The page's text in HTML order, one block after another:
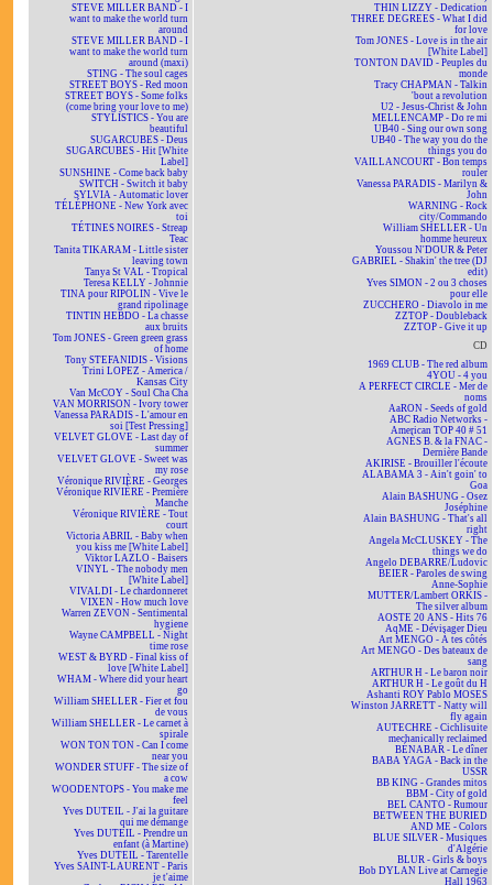
STEVE MILLER BAND - I
want to make the world turn
around
STEVE MILLER BAND - I
want to make the world turn
around (maxi)
STING - The soul cages
STREET BOYS - Red moon
STREET BOYS - Some folks
(come bring your love to me)
STYLISTICS - You are
beautiful
SUGARCUBES - Deus
SUGARCUBES - Hit [White
Label]
SUNSHINE - Come back baby
SWITCH - Switch it baby
SYLVIA - Automatic lover
TÉLÉPHONE - New York avec
toi
TÉTINES NOIRES - Streap
Teac
Tanita TIKARAM - Little sister
leaving town
Tanya St VAL - Tropical
Teresa KELLY - Johnnie
TINA pour RIPOLIN - Vive le
grand ripolinage
TINTIN HEBDO - La chasse
aux bruits
Tom JONES - Green green grass
of home
Tony STEFANIDIS - Visions
Trini LOPEZ - America /
Kansas City
Van McCOY - Soul Cha Cha
VAN MORRISON - Ivory tower
Vanessa PARADIS - L'amour en
soi [Test Pressing]
VELVET GLOVE - Last day of
summer
VELVET GLOVE - Sweet was
my rose
Véronique RIVIÈRE - Georges
Véronique RIVIÈRE - Première
Manche
Véronique RIVIÈRE - Tout
court
Victoria ABRIL - Baby when
you kiss me [White Label]
Viktor LAZLO - Baisers
VINYL - The nobody men
[White Label]
VIVALDI - Le chardonneret
VIXEN - How much love
Warren ZEVON - Sentimental
hygiene
Wayne CAMPBELL - Night
time rose
WEST & BYRD - Final kiss of
love [White Label]
WHAM - Where did your heart
go
William SHELLER - Fier et fou
de vous
William SHELLER - Le carnet à
spirale
WON TON TON - Can I come
near you
WONDER STUFF - The size of
a cow
WOODENTOPS - You make me
feel
Yves DUTEIL - J'ai la guitare
qui me démange
Yves DUTEIL - Prendre un
enfant (à Martine)
Yves DUTEIL - Tarentelle
Yves SAINT-LAURENT - Paris
je t'aime
THIN LIZZY - Dedication
THREE DEGREES - What I did
for love
Tom JONES - Love is in the air
[White Label]
TONTON DAVID - Peuples du
monde
Tracy CHAPMAN - Talkin
'bout a revolution
U2 - Jesus-Christ & John
MELLENCAMP - Do re mi
UB40 - Sing our own song
UB40 - The way you do the
things you do
VAILLANCOURT - Bon temps
rouler
Vanessa PARADIS - Marilyn &
John
WARNING - Rock
city/Commando
William SHELLER - Un
homme heureux
Youssou N'DOUR & Peter
GABRIEL - Shakin' the tree (DJ
edit)
Yves SIMON - 2 ou 3 choses
pour elle
ZUCCHERO - Diavolo in me
ZZTOP - Doubleback
ZZTOP - Give it up
CD
1969 CLUB - The red album
4YOU - 4 you
A PERFECT CIRCLE - Mer de
noms
AaRON - Seeds of gold
ABC Radio Networks -
American TOP 40 # 51
AGNÈS B. & la FNAC -
Dernière Bande
AKIRISE - Brouiller l'écoute
ALABAMA 3 - Ain't goin' to
Goa
Alain BASHUNG - Osez
Joséphine
Alain BASHUNG - That's all
right
Angela McCLUSKEY - The
things we do
Angelo DEBARRE/Ludovic
BEIER - Paroles de swing
Anne-Sophie
MUTTER/Lambert ORKIS -
The silver album
AOSTE 20 ANS - Hits 76
AqME - Dévisager Dieu
Art MENGO - À tes côtés
Art MENGO - Des bateaux de
sang
ARTHUR H - Le baron noir
ARTHUR H - Le goût du H
Ashanti ROY Pablo MOSES
Winston JARRETT - Natty will
fly again
AUTECHRE - Cichlisuite
mechanically reclaimed
BÉNABAR - Le dîner
BABA YAGA - Back in the
USSR
BB KING - Grandes mitos
BBM - City of gold
BEL CANTO - Rumour
BETWEEN THE BURIED
AND ME - Colors
BLUE SILVER - Musiques
d'Algérie
BLUR - Girls & boys
Bob DYLAN Live at Carnegie
Hall 1963